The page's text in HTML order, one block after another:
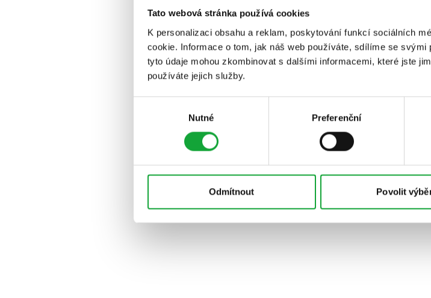
Tato webová stránka používá cookies
K personalizaci obsahu a reklam, poskytování funkcí sociálních
cookie. Informace o tom, jak náš web používáte, sdílíme se
tyto údaje mohou zkombinovat s dalšími informacemi, které jste
používáte jejich služby.
Nutné Preferenční
Odmítnout Povolit